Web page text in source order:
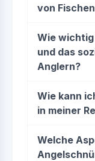
von
Wie
und das
Anglern?
Wie kann
in meiner
Welche